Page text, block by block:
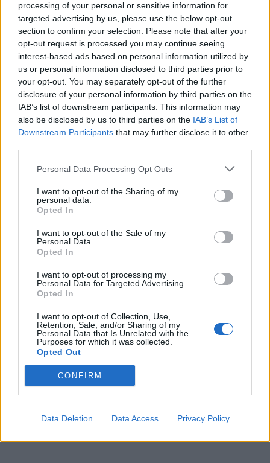
processing of your personal or sensitive information for
targeted advertising by us, please use the below opt-out
section to confirm your selection. Please note that after your
opt-out request is processed you may continue seeing
interest-based ads based on personal information utilized by
us or personal information disclosed to third parties prior to
your opt-out. You may separately opt-out of the further
disclosure of your personal information by third parties on the
IAB’s list of downstream participants. This information may
also be disclosed by us to third parties on the IAB’s List of
Downstream Participants that may further disclose it to other
Personal Data Processing Opt Outs
I want to opt-out of the Sharing of my
personal data.
Opted In
I want to opt-out of the Sale of my
Personal Data.
Opted In
I want to opt-out of processing my
Personal Data for Targeted Advertising.
Opted In
I want to opt-out of Collection, Use,
Retention, Sale, and/or Sharing of my
Personal Data that Is Unrelated with the
Purposes for which it was collected.
Opted Out
CONFIRM
Data Deletion Data Access Privacy Policy